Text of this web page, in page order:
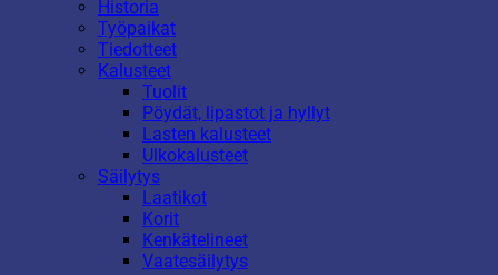
Historia
Työpaikat
Tiedotteet
Kalusteet
Tuolit
Pöydät, lipastot ja hyllyt
Lasten kalusteet
Ulkokalusteet
Säilytys
Laatikot
Korit
Kenkätelineet
Vaatesäilytys